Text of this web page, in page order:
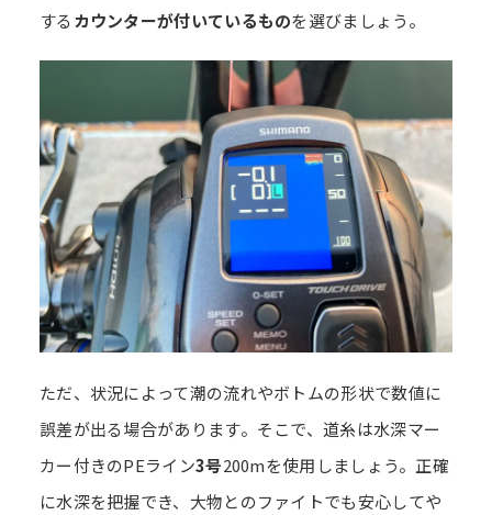
する カウンターが付いているものを選びましょう。
ただ、状況によって潮の流れやボトムの形状で数値に
誤差が出る場合があります。そこで、道糸は水深マー
カー付きのPEライン3号200mを使用しましょう。正確
に水深を把握でき、大物とのファイトでも安心してや